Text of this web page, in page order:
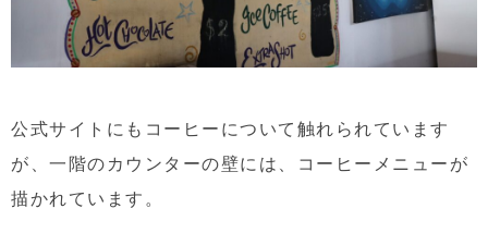
公式サイトにもコーヒーについて触れられています
が、一階のカウンターの壁には、コーヒーメニューが
描かれています。